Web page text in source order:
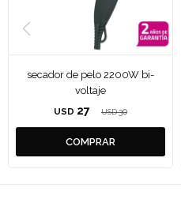
secador de pelo 2200W bi-
voltaje
USD 27 USD 30